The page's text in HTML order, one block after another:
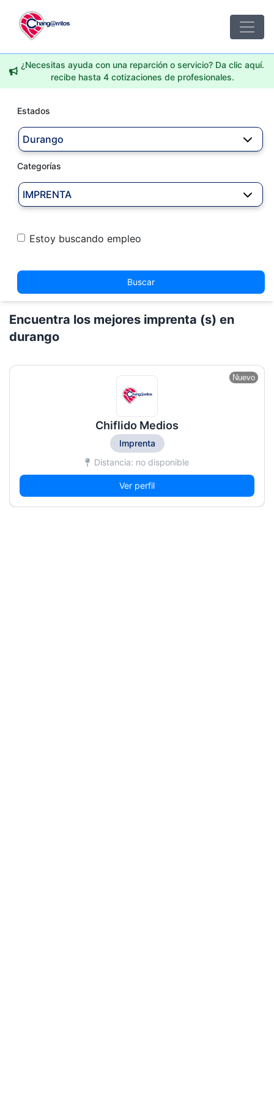
¿Necesitas ayuda con una reparción o servicio? Da clic aquí.
recibe hasta 4 cotizaciones de profesionales.
Estados
Durango
Categorías
IMPRENTA
Estoy buscando empleo
Buscar
Encuentra los mejores imprenta (s) en
durango
Nuevo
Chiflido Medios
Imprenta
Distancia: no disponible
Ver perfil